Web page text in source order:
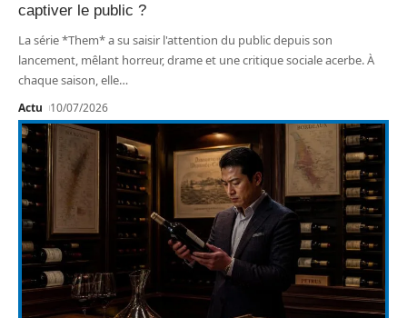
captiver le public ?
La série *Them* a su saisir l'attention du public depuis son
lancement, mêlant horreur, drame et une critique sociale acerbe. À
chaque saison, elle…
Actu 10/07/2026